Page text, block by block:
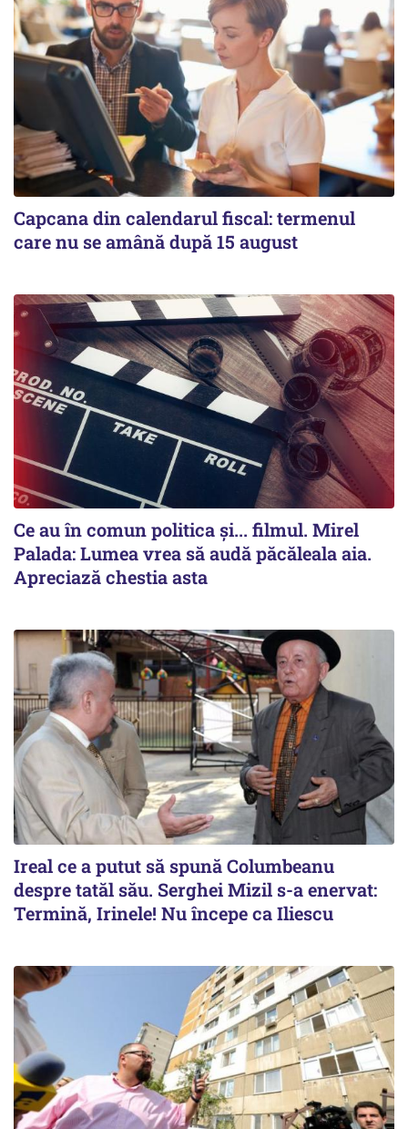
Capcana din calendarul fiscal: termenul
care nu se amână după 15 august
Ce au în comun politica și... filmul. Mirel
Palada: Lumea vrea să audă păcăleala aia.
Apreciază chestia asta
Ireal ce a putut să spună Columbeanu
despre tatăl său. Serghei Mizil s-a enervat:
Termină, Irinele! Nu începe ca Iliescu